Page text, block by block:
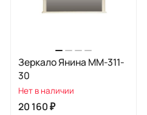
Зеркало Янина ММ-311-
30
Нет в наличии
20 160 ₽